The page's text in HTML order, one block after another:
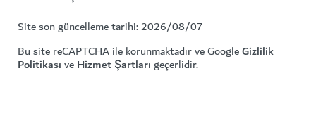
Site son güncelleme tarihi: 2026/08/07
Bu site reCAPTCHA ile korunmaktadır ve GoogleGizlilik
PolitikasıveHizmet Şartlarıgeçerlidir.